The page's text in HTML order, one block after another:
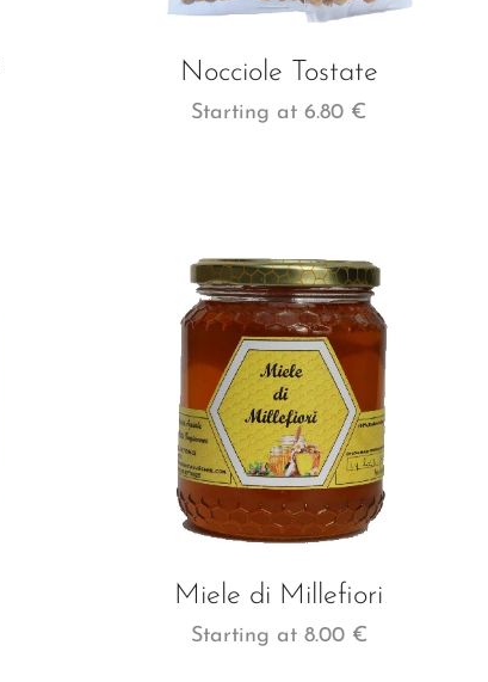
Nocciole Tostate
Starting at6.80 €
Miele di Millefiori
Starting at 8.00€